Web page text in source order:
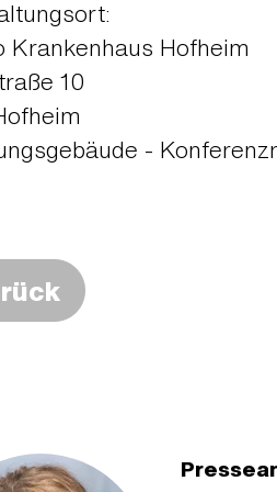
Krankenhaus Hofheim
10
-